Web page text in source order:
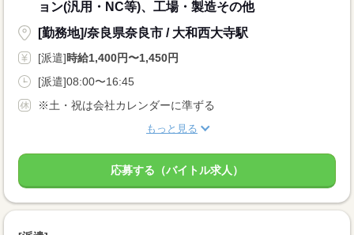
ョン(汎用・NC等)、工場・製造その他
[勤務地]/奈良県奈良市 / 大和西大寺駅
[派遣]時給1,400円〜1,450円
[派遣]08:00〜16:45
※土・祝は会社カレンダーに準ずる
もっと見る
応募する（バイトル求人）